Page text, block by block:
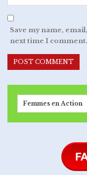
Save my name,
next time I comment.
Femmes en Action